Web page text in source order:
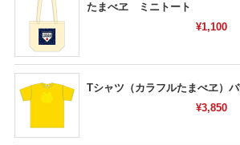
たまべヱ ミニトート
¥1,100
Tシャツ（カラフルたまべヱ）
¥3,850